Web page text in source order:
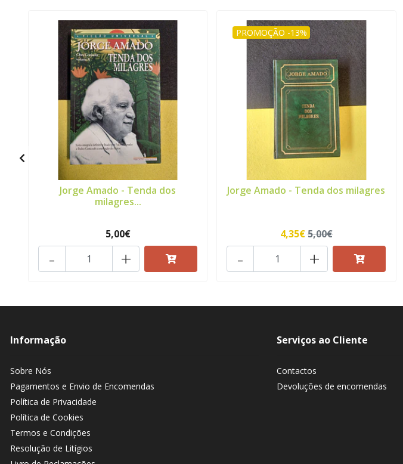
Jorge Amado - Tenda dos
milagres...
5,00€
+
-
PROMOÇÃO -13%
Jorge Amado - Tenda dos milagres
4,35€5,00€
+
-
Informação
Sobre Nós
Pagamentos e Envio de Encomendas
Política de Privacidade
Política de Cookies
Termos e Condições
Resolução de Litígios
Serviços ao Cliente
Contactos
Devoluções de encomendas